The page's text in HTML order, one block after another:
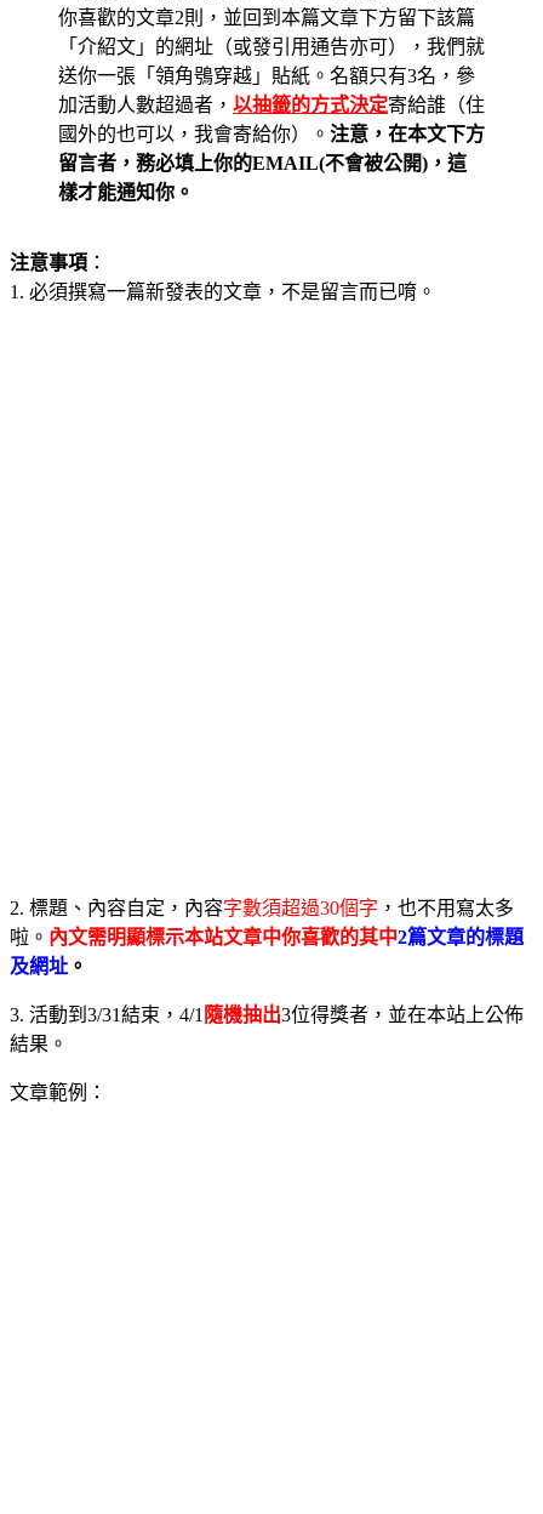
你喜歡的文章2則，並回到本篇文章下方留下該篇
「介紹文」的網址（或發引用通告亦可），我們就
送你一張「領角鴞穿越」貼紙。名額只有3名，參
加活動人數超過者， 以抽籤的方式決定寄給誰（住
國外的也可以，我會寄給你）。 注意，在本文下方
留言者，務必填上你的EMAIL(不會被公開)，這
樣才能通知你。
注意事項 ：
1. 必須撰寫一篇新發表的文章，不是留言而已唷。
2. 標題、內容自定，內容字數須超過30個字 ，也不用寫太多
啦。 內文需明顯標示本站文章中你喜歡的其中2篇文章的標題
及網址 。
3. 活動到3/31結束，4/1 隨機抽出3位得獎者，並在本站上公佈
結果。
文章範例：